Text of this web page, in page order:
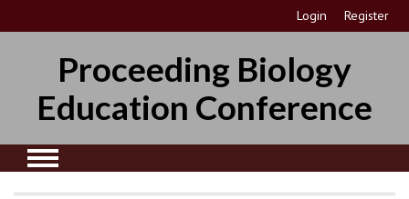
Login Register
Proceeding Biology
Education Conference